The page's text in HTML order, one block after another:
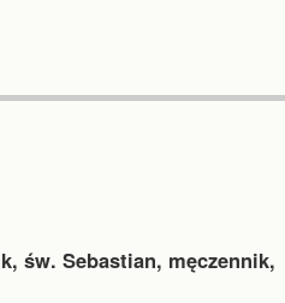
św. Sebastian, męczennik,